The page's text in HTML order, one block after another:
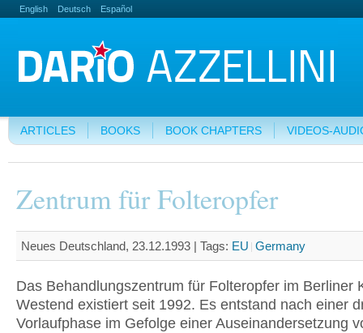
English Deutsch Español
ARTICLES BOOKS BOOK CHAPTERS VIDEOS-
Zentrum für Folteropfer
Neues Deutschland, 23.12.1993 | Tags: EU Germany
Das Behandlungszentrum für Folteropfer im Berliner
Westend existiert seit 1992. Es entstand nach einer
Vorlaufphase im Gefolge einer Auseinandersetzung